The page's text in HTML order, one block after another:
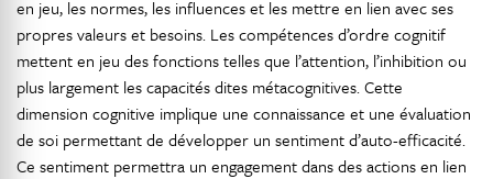
en jeu, les normes, les influences et les mettre en lien avec ses
propres valeurs et besoins. Les compétences d’ordre cognitif
mettent en jeu des fonctions telles que l’attention, l’inhibition ou
plus largement les capacités dites métacognitives. Cette
dimension cognitive implique une connaissance et une évaluation
de soi permettant de développer un sentiment d’auto-efficacité.
Ce sentiment permettra un engagement dans des actions en lien